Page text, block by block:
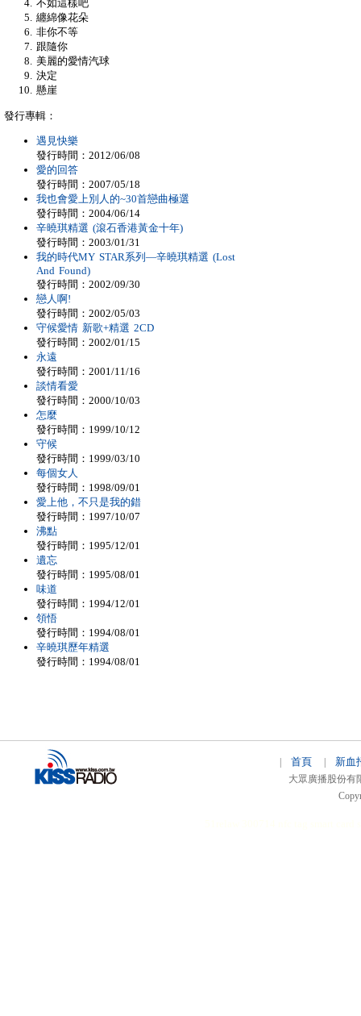
不如這樣吧
纏綿像花朵
非你不等
跟隨你
美麗的愛情汽球
決定
懸崖
發行專輯：
遇見快樂
發行時間：2012/06/08
愛的回答
發行時間：2007/05/18
我也會愛上別人的~30首戀曲極選
發行時間：2004/06/14
辛曉琪精選 (滾石香港黃金十年)
發行時間：2003/01/31
我的時代MY STAR系列—辛曉琪精選 (Lost
And Found)
發行時間：2002/09/30
戀人啊!
發行時間：2002/05/03
守候愛情 新歌+精選 2CD
發行時間：2002/01/15
永遠
發行時間：2001/11/16
談情看愛
發行時間：2000/10/03
怎麼
發行時間：1999/10/12
守候
發行時間：1999/03/10
每個女人
發行時間：1998/09/01
愛上他，不只是我的錯
發行時間：1997/10/07
沸點
發行時間：1995/12/01
遺忘
發行時間：1995/08/01
味道
發行時間：1994/12/01
領悟
發行時間：1994/08/01
辛曉琪歷年精選
發行時間：1994/08/01
首頁 新血
大眾廣播股份有